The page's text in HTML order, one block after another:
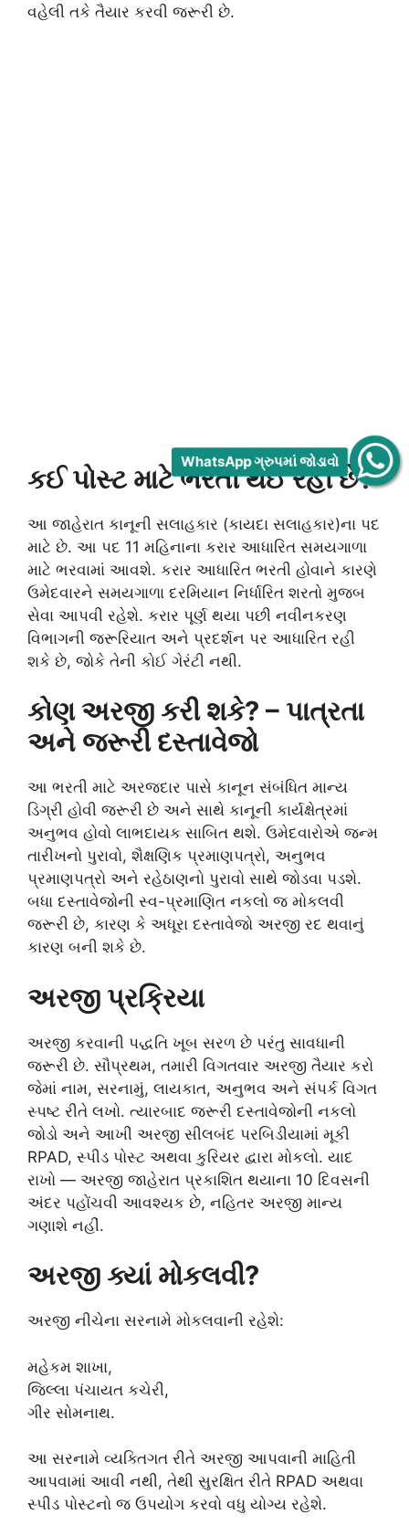
વહેલી તકે તૈયાર કરવી જરૂરી છે.
કઈ પોસ્ટ માટે ભરતી થઈ રહી છે?
આ જાહેરાત કાનૂની સલાહકાર (કાયદા સલાહકાર)ના પદ
માટે છે. આ પદ 11 મહિનાના કરાર આધારિત સમયગાળા
માટે ભરવામાં આવશે. કરાર આધારિત ભરતી હોવાને કારણે
ઉમેદવારને સમયગાળા દરમિયાન નિર્ધારિત શરતો મુજબ
સેવા આપવી રહેશે. કરાર પૂર્ણ થયા પછી નવીનકરણ
વિભાગની જરૂરિયાત અને પ્રદર્શન પર આધારિત રહી
શકે છે, જોકે તેની કોઈ ગેરંટી નથી.
કોણ અરજી કરી શકે? – પાત્રતા
અને જરૂરી દસ્તાવેજો
આ ભરતી માટે અરજદાર પાસે કાનૂન સંબંધિત માન્ય
ડિગ્રી હોવી જરૂરી છે અને સાથે કાનૂની કાર્યક્ષેત્રમાં
અનુભવ હોવો લાભદાયક સાબિત થશે. ઉમેદવારોએ જન્મ
તારીખનો પુરાવો, શૈક્ષણિક પ્રમાણપત્રો, અનુભવ
પ્રમાણપત્રો અને રહેઠાણનો પુરાવો સાથે જોડવા પડશે.
બધા દસ્તાવેજોની સ્વ-પ્રમાણિત નકલો જ મોકલવી
જરૂરી છે, કારણ કે અધૂરા દસ્તાવેજો અરજી રદ થવાનું
કારણ બની શકે છે.
અરજી પ્રક્રિયા
અરજી કરવાની પદ્ધતિ ખૂબ સરળ છે પરંતુ સાવધાની
જરૂરી છે. સૌપ્રથમ, તમારી વિગતવાર અરજી તૈયાર કરો
જેમાં નામ, સરનામું, લાયકાત, અનુભવ અને સંપર્ક વિગત
સ્પષ્ટ રીતે લખો. ત્યારબાદ જરૂરી દસ્તાવેજોની નકલો
જોડો અને આખી અરજી સીલબંદ પરબિડીયામાં મૂકી
RPAD, સ્પીડ પોસ્ટ અથવા કુરિયર દ્વારા મોકલો. યાદ
રાખો — અરજી જાહેરાત પ્રકાશિત થયાના 10 દિવસની
અંદર પહોંચવી આવશ્યક છે, નહિતર અરજી માન્ય
ગણાશે નહીં.
અરજી ક્યાં મોકલવી?
અરજી નીચેના સરનામે મોકલવાની રહેશે:
મહેકમ શાખા,
જિલ્લા પંચાયત કચેરી,
ગીર સોમનાથ.
આ સરનામે વ્યક્તિગત રીતે અરજી આપવાની માહિતી
આપવામાં આવી નથી, તેથી સુરક્ષિત રીતે RPAD અથવા
સ્પીડ પોસ્ટનો જ ઉપયોગ કરવો વધુ યોગ્ય રહેશે.
WhatsApp ગ્રુપમાં જોડાવો